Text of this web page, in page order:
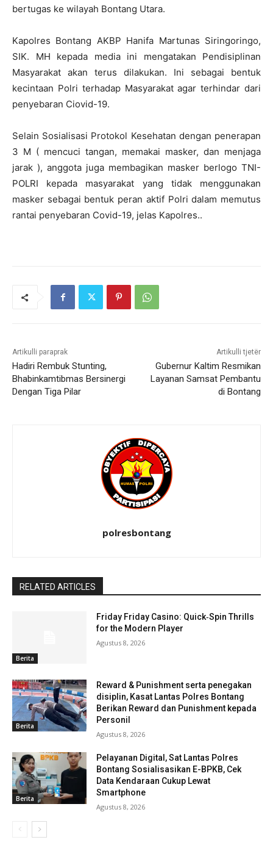
bertugas ke wilayah Bontang Utara.
Kapolres Bontang AKBP Hanifa Martunas Siringoringo,
SIK. MH kepada media ini mengatakan Pendisiplinan
Masyarakat akan terus dilakukan. Ini sebagai bentuk
kecintaan Polri terhadap Masyarakat agar terhindar dari
penyebaran Ciovid-19.
Selain Sosialisasi Protokol Kesehatan dengan penerapan
3 M ( mencuci tangan, memakai masker, dan menjaga
jarak ), anggota juga membagikan masker berlogo TNI-
POLRI kepada masyarakat yang tidak menggunakan
masker sebagai bentuk peran aktif Polri dalam memutus
rantai penyebaran Covid-19, jelas Kapolres..
Artikulli paraprak
Hadiri Rembuk Stunting,
Bhabinkamtibmas Bersinergi
Dengan Tiga Pilar
Artikulli tjetër
Gubernur Kaltim Resmikan
Layanan Samsat Pembantu
di Bontang
polresbontang
RELATED ARTICLES
Berita
Friday Friday Casino: Quick‑Spin Thrills
for the Modern Player
Agustus 8, 2026
Berita
Reward & Punishment serta penegakan
disiplin, Kasat Lantas Polres Bontang
Berikan Reward dan Punishment kepada
Personil
Agustus 8, 2026
Berita
Pelayanan Digital, Sat Lantas Polres
Bontang Sosialisasikan E-BPKB, Cek
Data Kendaraan Cukup Lewat
Smartphone
Agustus 8, 2026